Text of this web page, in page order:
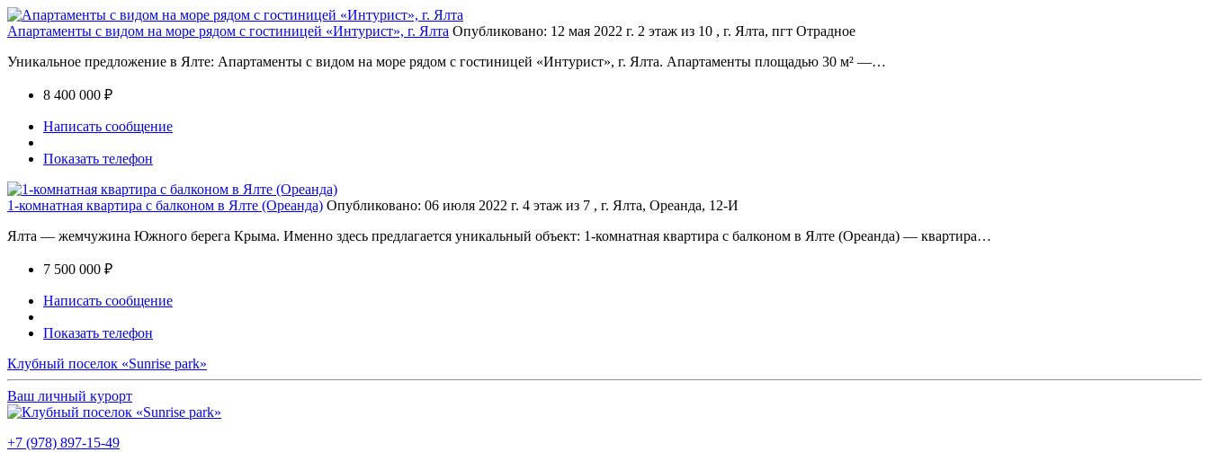
Апартаменты с видом на море рядом с гостиницей «Интурист», г. Ялта Опубликовано: 12 мая 2022 г. 2 этаж из 10 , г. Ялта, пгт Отрадное
Уникальное предложение в Ялте: Апартаменты с видом на море рядом с гостиницей «Интурист», г. Ялта. Апартаменты площадью 30 м² —…
8 400 000 ₽
Написать сообщение
Показать телефон
1-комнатная квартира с балконом в Ялте (Ореанда) Опубликовано: 06 июля 2022 г. 4 этаж из 7 , г. Ялта, Ореанда, 12-И
Ялта — жемчужина Южного берега Крыма. Именно здесь предлагается уникальный объект: 1-комнатная квартира с балконом в Ялте (Ореанда) — квартира…
7 500 000 ₽
Написать сообщение
Показать телефон
Клубный поселок «Sunrise park»
Ваш личный курорт
+7 (978) 897-15-49